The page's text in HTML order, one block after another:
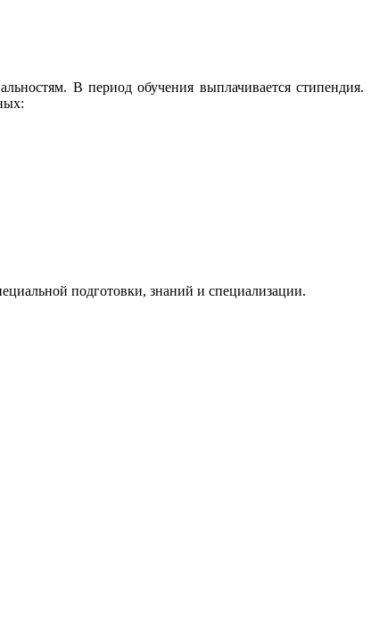
В период обучения выплачивается стипендия.
подготовки, знаний и специализации.